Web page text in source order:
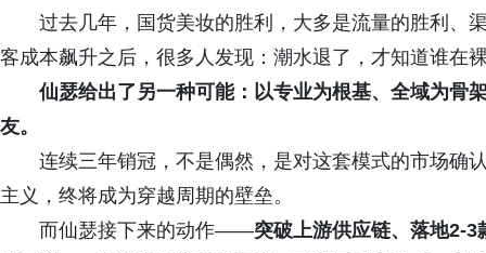
过去几年，国货美妆的胜利，大多是流量的胜利、
客成本飙升之后，很多人发现：潮水退了，才知道谁在
仙瑟给出了另一种可能：以专业为根基、全域为骨
友。
连续三年销冠，不是偶然，是对这套模式的市场确
主义，终将成为穿越周期的壁垒。
而仙瑟接下来的动作——突破上游供应链、落地2-